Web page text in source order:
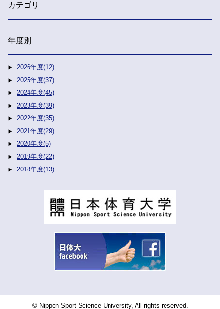
カテゴリ
年度別
2026年度(12)
2025年度(37)
2024年度(45)
2023年度(39)
2022年度(35)
2021年度(29)
2020年度(5)
2019年度(22)
2018年度(13)
© Nippon Sport Science University, All rights reserved.